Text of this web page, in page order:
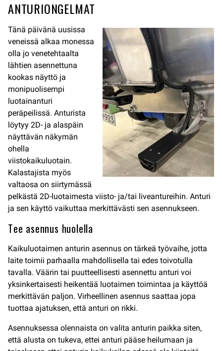
ANTURIONGELMAT
Tänä päivänä uusissa
veneissä alkaa monessa
olla jo venetehtaalta
lähtien asennettuna
kookas näyttö ja
monipuolisempi
luotainanturi
peräpeilissä. Anturista
löytyy 2D- ja alaspäin
näyttävän näkymän
ohella
viistokaikuluotain.
Kalastajista myös
valtaosa on siirtymässä
pelkästä 2D-luotaimesta viisto- ja/tai liveantureihin. Anturi
ja sen käyttö vaikuttaa merkittävästi sen asennukseen.
Tee asennus huolella
Kaikuluotaimen anturin asennus on tärkeä työvaihe, jotta
laite toimii parhaalla mahdollisella tai edes toivotulla
tavalla. Väärin tai puutteellisesti asennettu anturi voi
yksinkertaisesti heikentää luotaimen toimintaa ja käyttöä
merkittävän paljon. Virheellinen asennus saattaa jopa
tuottaa ajatuksen, että anturi on rikki.
Asennuksessa olennaista on valita anturin paikka siten,
että alusta on tukeva, ettei anturi pääse heilumaan ja